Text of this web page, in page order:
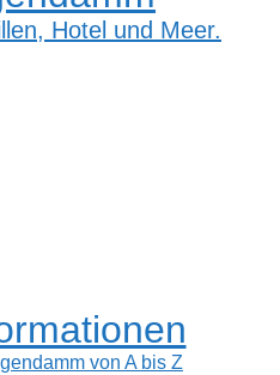
Hotel und Meer.
von A bis Z